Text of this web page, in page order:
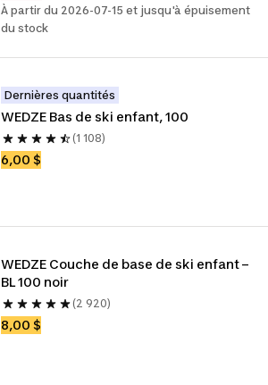
À partir du 2026-07-15 et jusqu'à épuisement
du stock
Dernières quantités
WEDZE Bas de ski enfant, 100
(1 108)
6,00 $
WEDZE Couche de base de ski enfant –
BL 100 noir
(2 920)
8,00 $